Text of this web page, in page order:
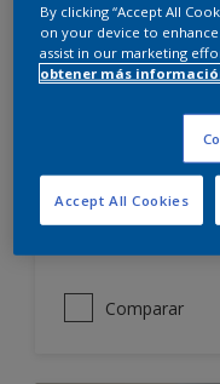
Procoflex Liso
Sólo disponible
Comparar
By clicking “Accept All
on your device to enhance
assist in our marketing
obtener más
Accept All Cookies